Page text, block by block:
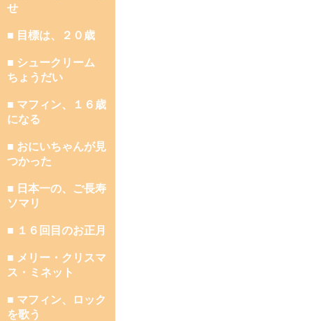
せ
■ 目標は、２０歳
■ シュークリーム
ちょうだい
■ マフィン、１６歳
になる
■ おにいちゃんが見
つかった
■ 日本一の、ご長寿
ソマリ
■ １６回目のお正月
■ メリー・クリスマ
ス・ミネット
■ マフィン、ロック
を歌う